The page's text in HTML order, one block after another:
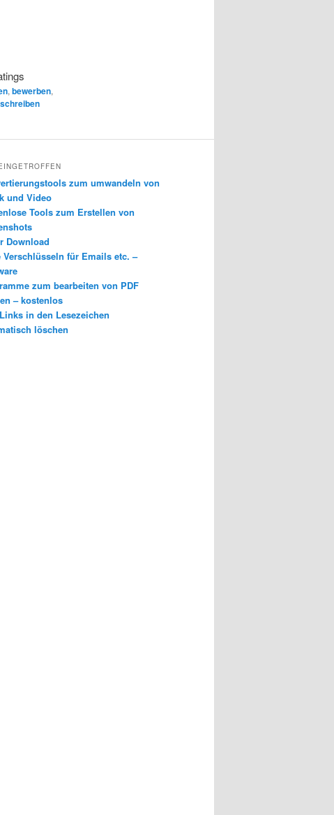
, bewerben,
zum umwandeln von
und Video
Tools zum Erstellen von
Download
Verschlüsseln für Emails etc. –
zum bearbeiten von PDF
– kostenlos
in den Lesezeichen
löschen